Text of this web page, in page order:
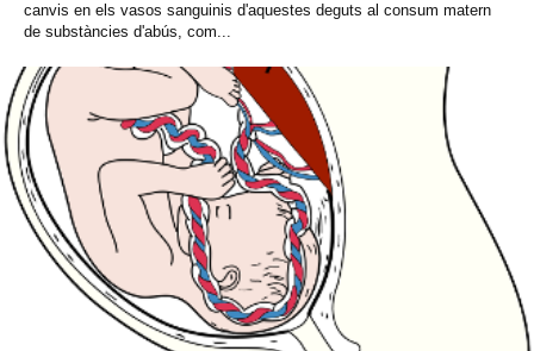
canvis en els vasos sanguinis d'aquestes deguts al consum matern
de substàncies d'abús, com...